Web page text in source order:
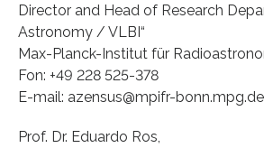
Director and Head of Research
Astronomy / VLBI“
Max-Planck-Institut für
Fon: +49 228 525-378
E-mail: azensus@mpifr-bonn.mpg.de
Prof. Dr. Eduardo Ros,